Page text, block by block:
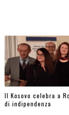
Il Kosovo celebra a
di indipendenza